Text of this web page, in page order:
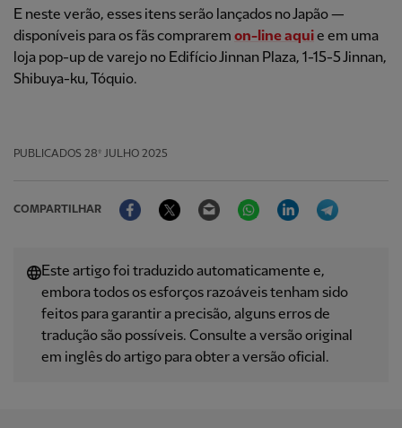
E neste verão, esses itens serão lançados no Japão —
disponíveis para os fãs comprarem on-line aquie em uma
loja pop-up de varejo no Edifício Jinnan Plaza, 1-15-5 Jinnan,
Shibuya-ku, Tóquio.
PUBLICADOS 28º JULHO 2025
COMPARTILHAR
FacebookTwitter Email WhatsAppLinkedIn
Este artigo foi traduzido automaticamente e,
embora todos os esforços razoáveis ​​tenham sido
feitos para garantir a precisão, alguns erros de
tradução são possíveis. Consulte a versão original
em inglês do artigo para obter a versão oficial.